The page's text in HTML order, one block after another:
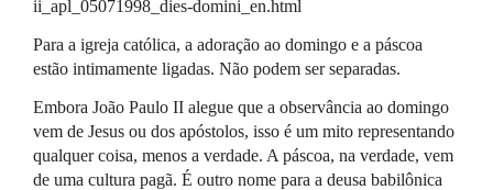
ii_apl_05071998_dies-domini_en.html
Para a igreja católica, a adoração ao domingo e a páscoa
estão intimamente ligadas. Não podem ser separadas.
Embora João Paulo II alegue que a observância ao domingo
vem de Jesus ou dos apóstolos, isso é um mito representando
qualquer coisa, menos a verdade. A páscoa, na verdade, vem
de uma cultura pagã. É outro nome para a deusa babilônica